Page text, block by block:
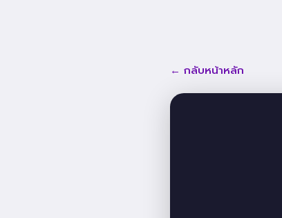
← กลับหน้าหลัก